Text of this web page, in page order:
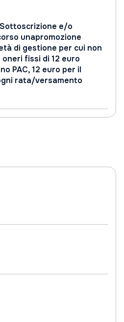
Sottoscrizione e/o
unapromozione
di gestione per cui non
fissi di 12 euro
PAC, 12 euro per il
rata/versamento